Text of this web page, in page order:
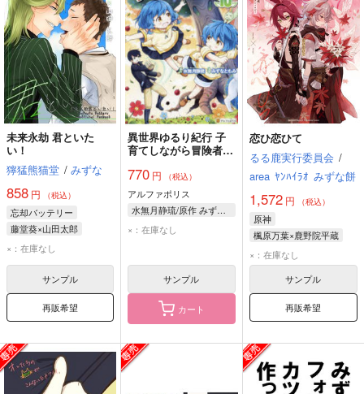
未来永劫 君といた
い！
獰猛熊猫堂 / みずな
858 円 （税込）
忘却バッテリー
藤堂葵×山田太郎
藤堂葵
山田太郎
×：在庫なし
サンプル
再販希望
異世界ゆるり紀行 子
育てしながら冒険者し
770 円 （税込）
アルファポリス
水無月静琉/原作 みずなともみ/漫画 やまかわ/キャラクター原案
×：在庫なし
サンプル
カート
恋ひ恋ひて
るる鹿実行委員会 /
area ﾔﾝﾊｲﾗｵ みずな餅
1,572円 （税込）
原神
楓原万葉×鹿野院平蔵
楓原万葉
×：在庫なし
サンプル
再販希望